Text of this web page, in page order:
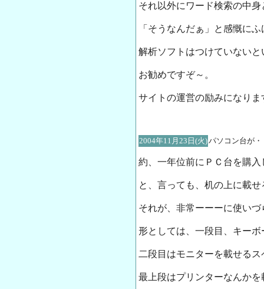
それ以外にワード検索の中
「そうなんだぁ」と感慨に
解析ソフトはつけていないと
お勧めですぞ～。
サイトの運営の励みになりま
2004年11月23日(火)パソコン台が・
約、一年位前にＰＣ台を購入
と、言っても、机の上に載
それが、非常ーーーに使い
形としては、一段目、キー
二段目はモニターを載せるス
最上段はプリンターなんか